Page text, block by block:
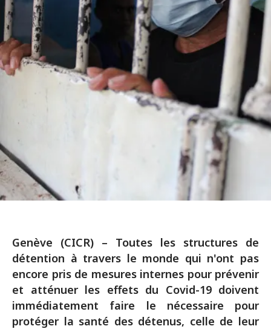
Genève (CICR) – Toutes les structures de
détention à travers le monde qui n'ont pas
encore pris de mesures internes pour prévenir
et atténuer les effets du Covid-19 doivent
immédiatement faire le nécessaire pour
protéger la santé des détenus, celle de leur